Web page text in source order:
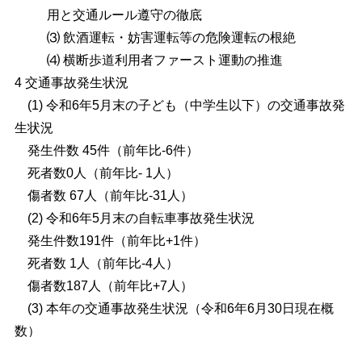
用と交通ルール遵守の徹底
⑶ 飲酒運転・妨害運転等の危険運転の根絶
⑷ 横断歩道利用者ファースト運動の推進
4 交通事故発生状況
(1) 令和6年5月末の子ども（中学生以下）の交通事故発
生状況
発生件数 45件（前年比-6件）
死者数0人（前年比- 1人）
傷者数 67人（前年比-31人）
(2) 令和6年5月末の自転車事故発生状況
発生件数191件（前年比+1件）
死者数 1人（前年比-4人）
傷者数187人（前年比+7人）
(3) 本年の交通事故発生状況（令和6年6月30日現在概
数）